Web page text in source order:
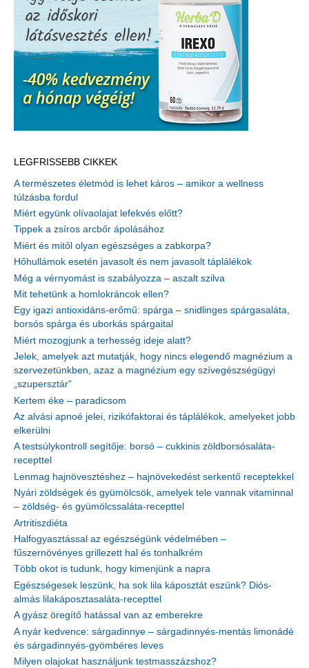
LEGFRISSEBB CIKKEK
A természetes életmód is lehet káros – amikor a wellness
túlzásba fordul
Miért együnk olívaolajat lefekvés előtt?
Tippek a zsíros arcbőr ápolásához
Miért és mitől olyan egészséges a zabkorpa?
Hőhullámok esetén javasolt és nem javasolt táplálékok
Még a vérnyomást is szabályozza – aszalt szilva
Mit tehetünk a homlokráncok ellen?
Egy igazi antioxidáns-erőmű: spárga – snidlinges spárgasaláta,
borsós spárga és uborkás spárgaital
Miért mozogjunk a terhesség ideje alatt?
Jelek, amelyek azt mutatják, hogy nincs elegendő magnézium a
szervezetünkben, azaz a magnézium egy szívegészségügyi
„szupersztár”
Kertem éke – paradicsom
Az alvási apnoé jelei, rizikófaktorai és táplálékok, amelyeket jobb
elkerülni
A testsúlykontroll segítője: borsó – cukkinis zöldborsósaláta-
recepttel
Lenmag hajnövesztéshez – hajnövekedést serkentő receptekkel
Nyári zöldségek és gyümölcsök, amelyek tele vannak vitaminnal
– zöldség- és gyümölcssaláta-recepttel
Artritiszdiéta
Halfogyasztással az egészségünk védelmében –
fűszernövényes grillezett hal és tonhalkrém
Több okot is tudunk, hogy kimenjünk a napra
Egészségesek leszünk, ha sok lila káposztát eszünk? Diós-
almás lilakáposztasaláta-recepttel
A gyász öregítő hatással van az emberekre
A nyár kedvence: sárgadinnye – sárgadinnyés-mentás limonádé
és sárgadinnyés-gyömbéres leves
Milyen olajokat használjunk testmasszázshoz?